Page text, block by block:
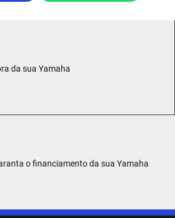
da sua Yamaha
o financiamento da sua Yamaha